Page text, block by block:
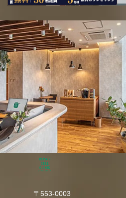
〒553-0003